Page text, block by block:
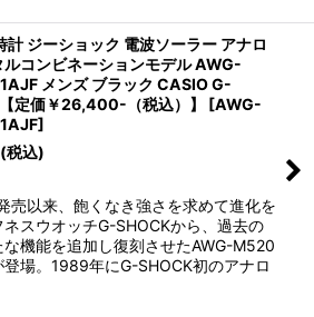
計 ジーショック 電波ソーラー アナロ
ルコンビネーションモデル AWG-
メンズ ブラック CASIO G-
定価￥26,400-（税込）】
[AWG-
]
(税込)
売以来、飽くなき強さを求めて進化を
スウオッチG-SHOCKから、過去の
な機能を追加し復刻させたAWG-M520
登場。1989年にG-SHOCK初のアナロ